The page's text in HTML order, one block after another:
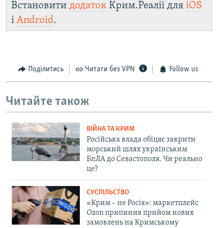
Встановити додаток Крим.Реалії для iOS
і Android.
Поділитись Читати без VPN Follow us
Читайте також
ВІЙНА ТА КРИМ
Російська влада обіцяє закрити
морський шлях українським
БпЛА до Севастополя. Чи реально
це?
СУСПІЛЬСТВО
«Крим – не Росія»: маркетплейс
Ozon припинив прийом нових
замовлень на Кримському